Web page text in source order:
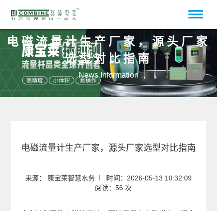
电磁流量计生产厂家，源头厂家
选型对比指南
News Information
电磁流量计生产厂家，源头厂家选型对比指南
来源： 康宝莱智慧水务
时间：2026-05-13 10:32:09
阅读：56 次